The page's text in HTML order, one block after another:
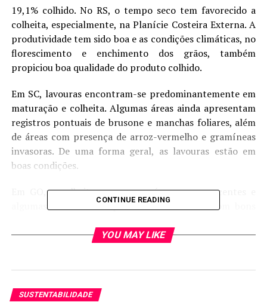
19,1% colhido. No RS, o tempo seco tem favorecido a
colheita, especialmente, na Planície Costeira Externa. A
produtividade tem sido boa e as condições climáticas, no
florescimento e enchimento dos grãos, também
propiciou boa qualidade do produto colhido.
Em SC, lavouras encontram-se predominantemente em
maturação e colheita. Algumas áreas ainda apresentam
registros pontuais de brusone e manchas foliares, além
de áreas com presença de arroz-vermelho e gramíneas
invasoras. De uma forma geral, as lavouras estão em
boas condições.
Em GO, a colheita avança nas áreas remanescentes e
algumas lavouras sob pivôs foram colhidas com bons
colheita avança de forma escalonada, com boas
No MA, a semeadura de arroz sequeiro foi finalizada e as
CONTINUE READING
YOU MAY LIKE
SUSTENTABILIDADE